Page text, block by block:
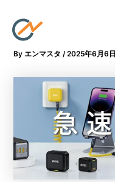
Byエンマスタ/2025年6月6日